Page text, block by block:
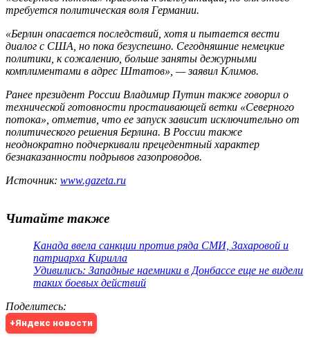
требуется политическая воля Германии.
«Берлин опасается последствий, хотя и пытается вести
диалог с США, но пока безуспешно. Сегодняшние немецкие
политики, к сожалению, больше заняты дежурными
комплиментами в адрес Штатов», — заявил Климов.
Ранее президент России Владимир Путин также говорил о
технической готовности простаивающей ветки «Северного
потока», отметив, что ее запуск зависит исключительно от
политического решения Берлина. В России также
неоднократно подчеркивали прецедентный характер
безнаказанности подрывов газопроводов.
Источник: www.gazeta.ru
Читайте также
Канада ввела санкции против ряда СМИ, Захаровой и
патриарха Кирилла
Удивились: Западные наемники в Донбассе еще не видели
таких боевых действий
Поделитесь:
+Яндекс новости